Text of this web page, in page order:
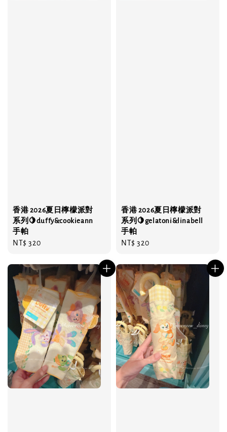
香港 2026夏日檸檬派對
系列🍋duffy&cookieann
手帕
Regular
NT$ 320
香港 2026夏日檸檬派對
系列🍋gelatoni&linabell
手帕
Regular
NT$ 320